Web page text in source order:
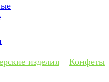
изделия Конфеты